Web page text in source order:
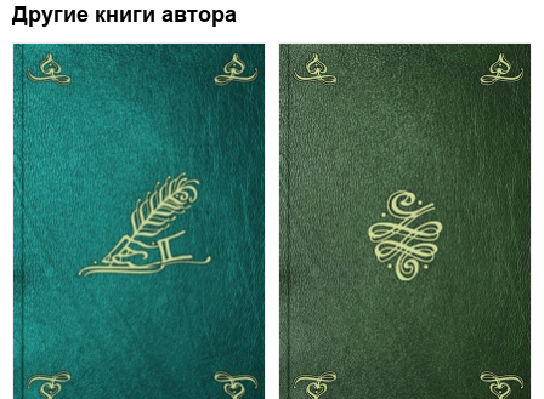
Другие книги автора